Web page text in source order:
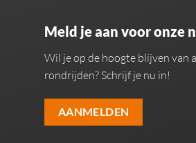
Meld je aan voor onze
Wil je op de hoogte blijven van
rondrijden? Schrijf je nu in!
AANMELDEN